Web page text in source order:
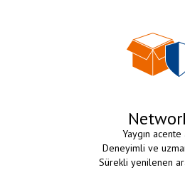
Yaygın acente
Deneyimli ve
Sürekli yenilenen